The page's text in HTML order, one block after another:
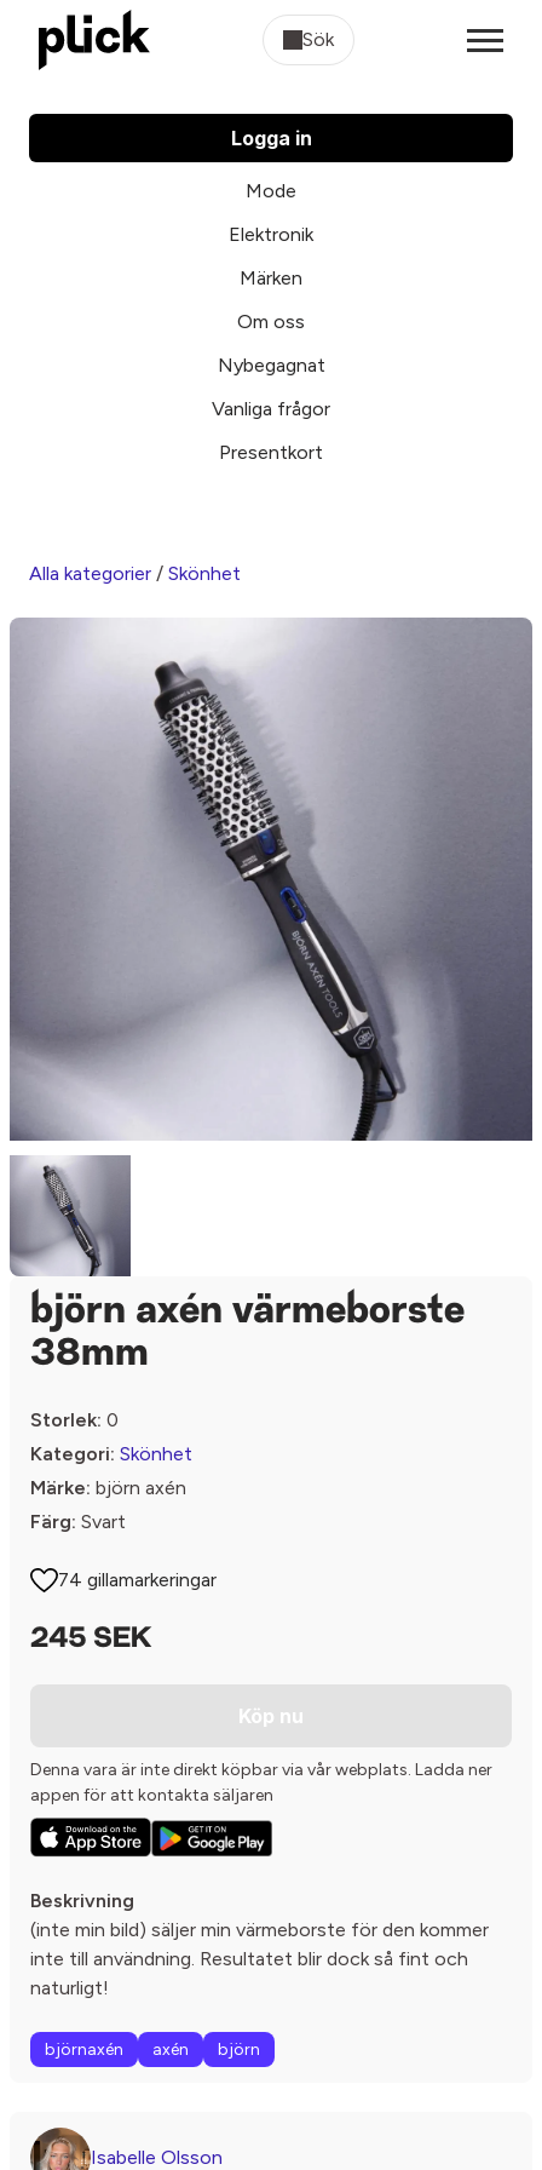
Sök
Logga in
Mode
Elektronik
Märken
Om oss
Nybegagnat
Vanliga frågor
Presentkort
Alla kategorier / Skönhet
björn axén värmeborste
38mm
Storlek: 0
Kategori: Skönhet
Märke: björn axén
Färg: Svart
74 gillamarkeringar
245 SEK
Köp nu
Denna vara är inte direkt köpbar via vår webplats. Ladda ner
appen för att kontakta säljaren
Beskrivning
(inte min bild) säljer min värmeborste för den kommer
inte till användning. Resultatet blir dock så fint och
naturligt!
björnaxén axén björn
Isabelle Olsson